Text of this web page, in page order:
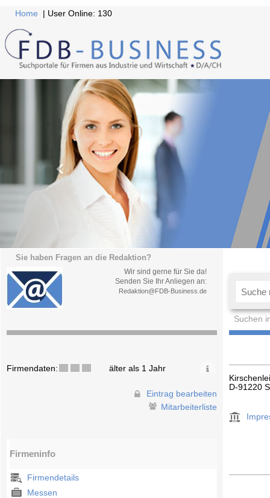
Home | User Online: 130
Sie haben Fragen an die Redaktion?
Wir sind gerne für Sie da!
Senden Sie Ihr Anliegen an:
Redaktion@FDB-Business.de
Suchen
Firmendaten: älter als 1 Jahr
Eintrag bearbeiten
Mitarbeiterliste
Firmeninfo
Firmendetails
Messen
D-91220